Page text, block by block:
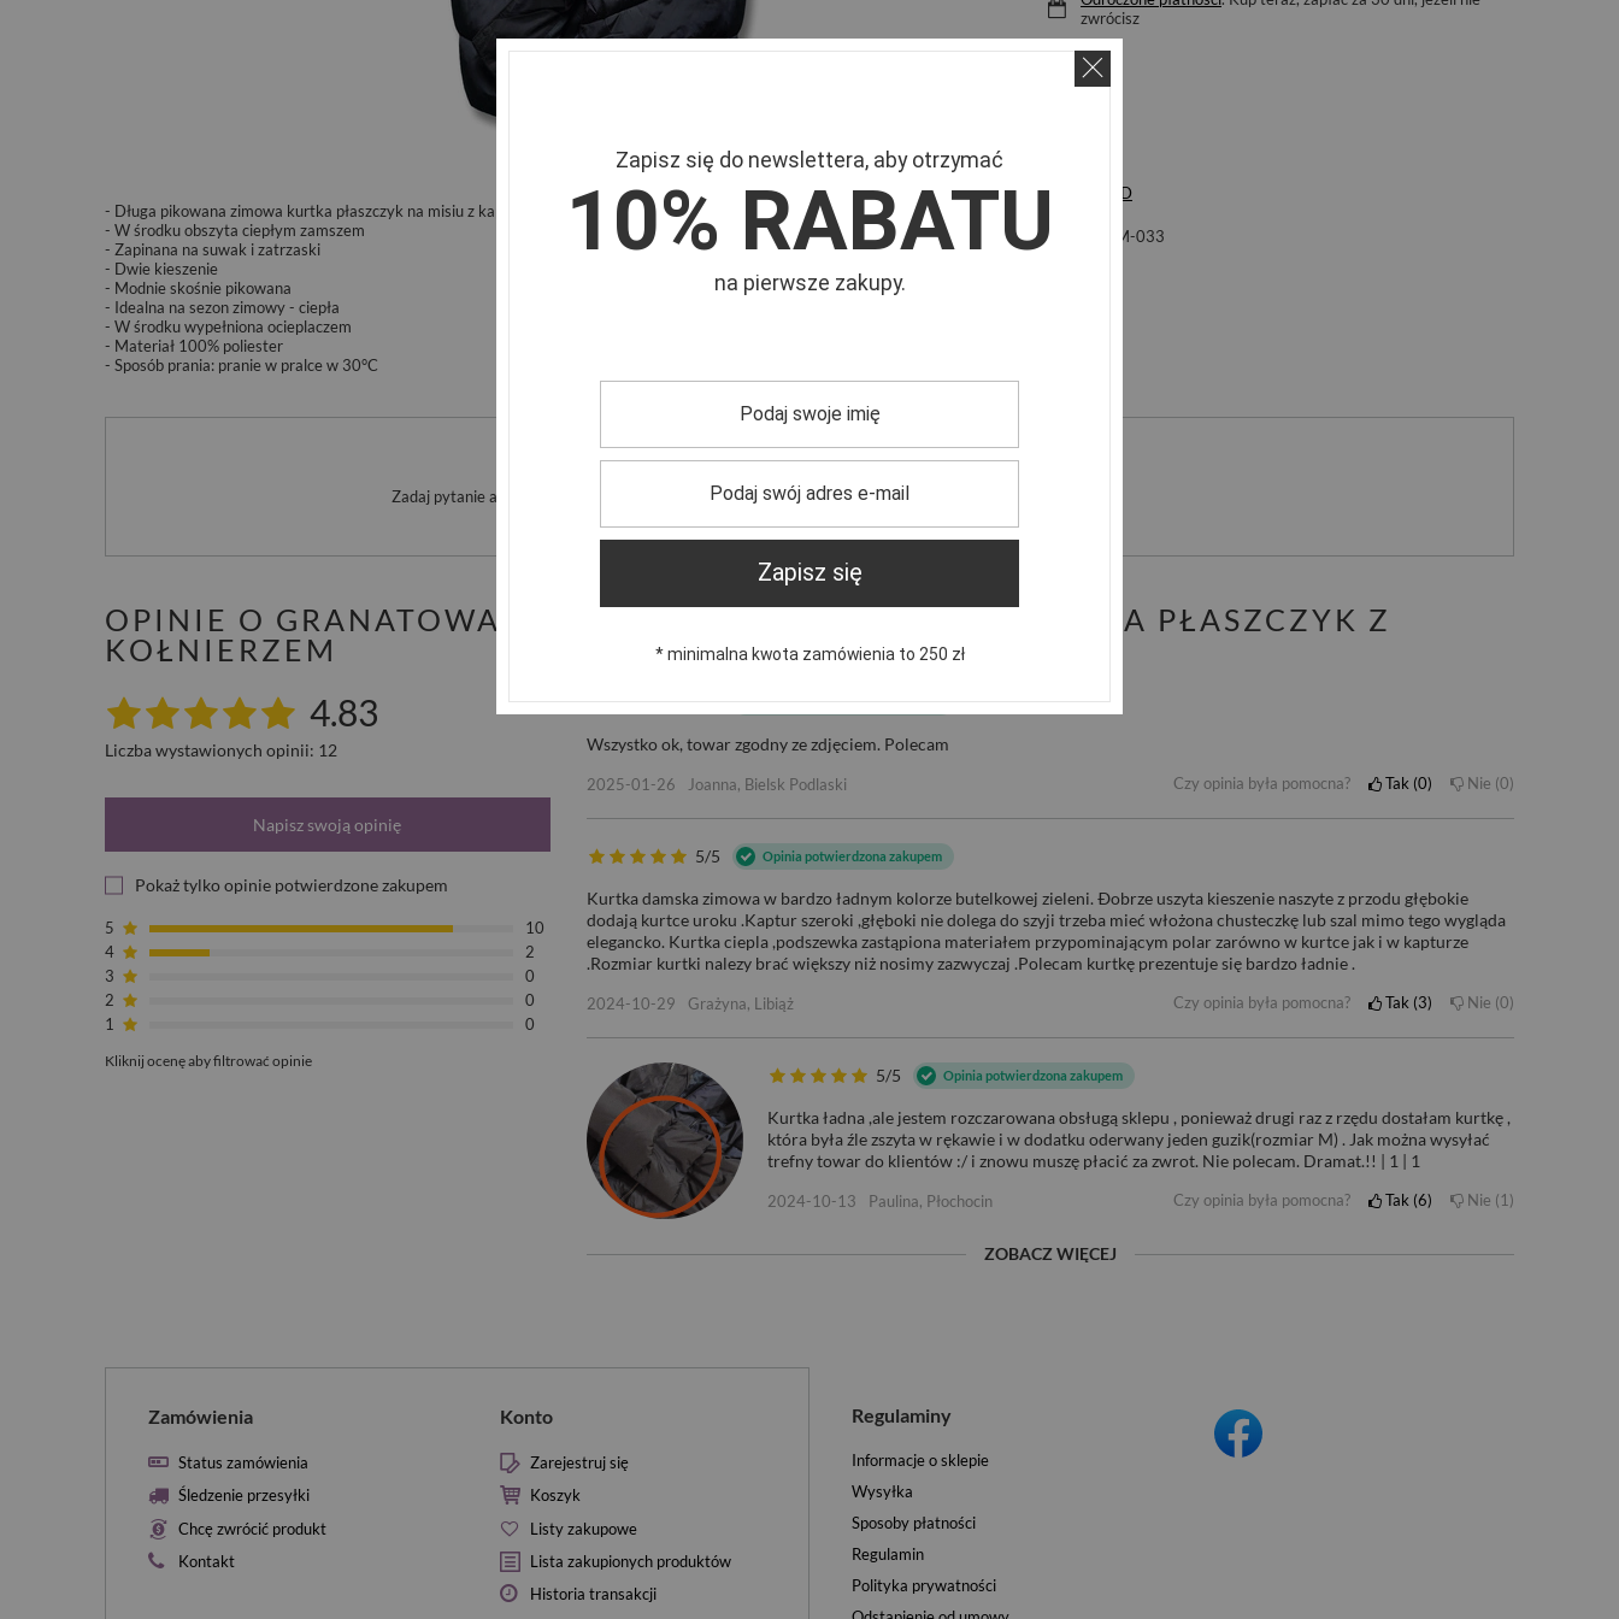
zwrócisz
- Długa pikowana zimowa kurtka płaszczyk na misiu z kapturem - kołnierzem
- W środku obszyta ciepłym zamszem
- Zapinana na suwak i zatrzaski
- Dwie kieszenie
- Modnie skośnie pikowana
- Idealna na sezon zimowy - ciepła
- W środku wypełniona ocieplaczem
- Materiał 100% poliester
- Sposób prania: pranie w pralce w 30°C
Marka LHD
Symbol 2M-033
Potrzebujesz pomocy? Masz pytania?
Zadaj pytanie a my odpowiemy niezwłocznie, najciekawsze pytania i odpowiedzi
OPINIE O GRANATOWA DŁUGA PIKOWANA ZIMOWA KURTKA PŁASZCZYK Z
KOŁNIERZEM
4.83
Liczba wystawionych opinii: 12
Napisz swoją opinię
Pokaż tylko opinie potwierdzone zakupem
5
10
4
2
3
0
2
0
1
0
Kliknij ocenę aby filtrować opinie
5/5 Opinia potwierdzona zakupem
Wszystko ok, towar zgodny ze zdjęciem. Polecam
2025-01-26 Joanna, Bielsk Podlaski Czy opinia była pomocna? Tak 0 Nie 0
5/5 Opinia potwierdzona zakupem
Kurtka damska zimowa w bardzo ładnym kolorze butelkowej zieleni. Ðobrze uszyta kieszenie naszyte z przodu głębokie
dodają kurtce uroku .Kaptur szeroki ,głęboki nie dolega do szyji trzeba mieć włożona chusteczkę lub szal mimo tego wygląda
elegancko. Kurtka ciepla ,podszewka zastąpiona materiałem przypominającym polar zarówno w kurtce jak i w kapturze
.Rozmiar kurtki nalezy brać większy niż nosimy zazwyczaj .Polecam kurtkę prezentuje się bardzo ładnie .
2024-10-29 Grażyna, Libiąż Czy opinia była pomocna? Tak 3 Nie 0
5/5 Opinia potwierdzona zakupem
Kurtka ładna ,ale jestem rozczarowana obsługą sklepu , ponieważ drugi raz z rzędu dostałam kurtkę ,
która była źle zszyta w rękawie i w dodatku oderwany jeden guzik(rozmiar M) . Jak można wysyłać
trefny towar do klientów :/ i znowu muszę płacić za zwrot. Nie polecam. Dramat.!! | 1 | 1
2024-10-13 Paulina, Płochocin Czy opinia była pomocna? Tak 6 Nie 1
ZOBACZ WIĘCEJ
Zamówienia
Status zamówienia
Śledzenie przesyłki
Chcę zwrócić produkt
Kontakt
Konto
Zarejestruj się
Koszyk
Listy zakupowe
Lista zakupionych produktów
Historia transakcji
Regulaminy
Informacje o sklepie
Wysyłka
Sposoby płatności
Regulamin
Polityka prywatności
Zapisz się do newslettera, aby otrzymać
10% RABATU
na pierwsze zakupy.
Zapisz się
* minimalna kwota zamówienia to 250 zł